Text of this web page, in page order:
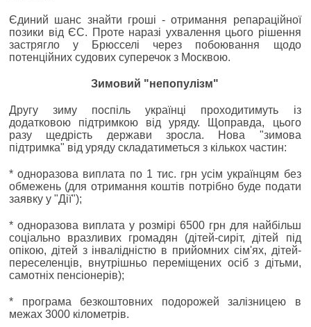
Єдиний шанс знайти гроші - отримання репараційної
позики від ЄС. Проте наразі ухвалення цього рішення
застрягло у Брюсселі через побоювання щодо
потенційних судових суперечок з Москвою.
Зимовий "непопулізм"
Другу зиму поспіль українці проходитимуть із
додатковою підтримкою від уряду. Щоправда, цього
разу щедрість держави зросла. Нова "зимова
підтримка" від уряду складатиметься з кількох частин:
* одноразова виплата по 1 тис. грн усім українцям без
обмежень (для отримання коштів потрібно буде подати
заявку у "Дії");
* одноразова виплата у розмірі 6500 грн для найбільш
соціально вразливих громадян (дітей-сиріт, дітей під
опікою, дітей з інвалідністю в прийомних сім'ях, дітей-
переселенців, внутрішньо переміщених осіб з дітьми,
самотніх пенсіонерів);
* програма безкоштовних подорожей залізницею в
межах 3000 кілометрів.